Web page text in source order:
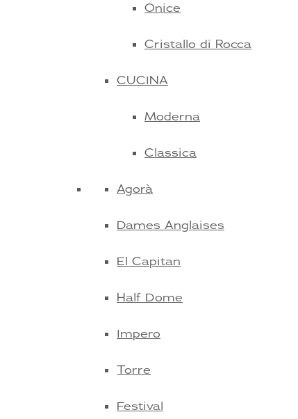
Onice
Cristallo di Rocca
CUCINA
Moderna
Classica
Agorà
Dames Anglaises
El Capitan
Half Dome
Impero
Torre
Festival